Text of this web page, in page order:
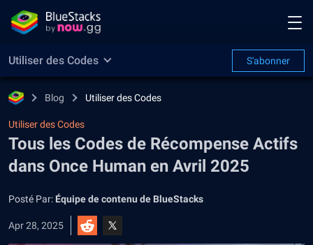
Utiliser des Codes S'abonner
Blog Utiliser des Codes
Utiliser des Codes
Tous les Codes de Récompense Actifs
dans Once Human en Avril 2025
Posté Par: Équipe de contenu de BlueStacks
Apr 28, 2025